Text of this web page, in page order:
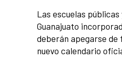
Las escuelas
Guanajuato
deberán apegarse
nuevo calendario